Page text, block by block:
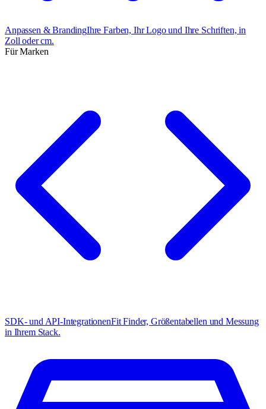
Anpassen & BrandingIhre Farben, Ihr Logo und Ihre Schriften, in
Zoll oder cm.
Für Marken
SDK- und API-IntegrationenFit Finder, Größentabellen und Messung
in Ihrem Stack.